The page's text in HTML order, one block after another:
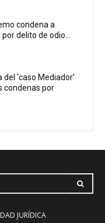
condena a
delito de odio...
‘caso Mediador’
condenas por
JURÍDICA